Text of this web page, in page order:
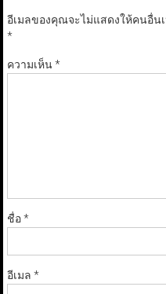
อีเมลของคุณจะไม่แสดงให้คนอื่น
*
ความเห็น*
ชื่อ*
อีเมล *